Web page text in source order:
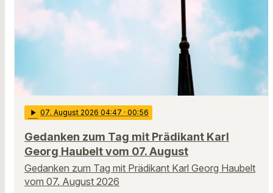
play_arrow 07. August 2026 04:47 · 00:56
Gedanken zum Tag mit Prädikant Karl
Georg Haubelt vom 07. August
Gedanken zum Tag mit Prädikant Karl Georg Haubelt
vom 07. August 2026